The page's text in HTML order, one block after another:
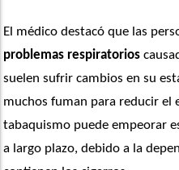
problemas respiratorios
suelen sufrir cambios en su
muchos fuman para reducir el
tabaquismo puede empeorar
a largo plazo, debido a la